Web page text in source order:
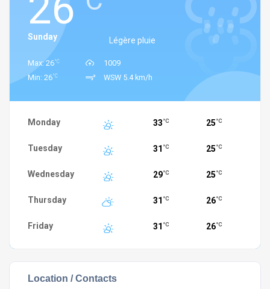
Légère pluie
Sunday
Max: 26°C
Min: 26°C
1009
WSW 5.4 km/h
Monday 33 °C 25 °C
Tuesday 31 °C 25 °C
Wednesday 29°C 25 °C
Thursday 31 °C 26°C
Friday 31 °C 26°C
Location / Contacts